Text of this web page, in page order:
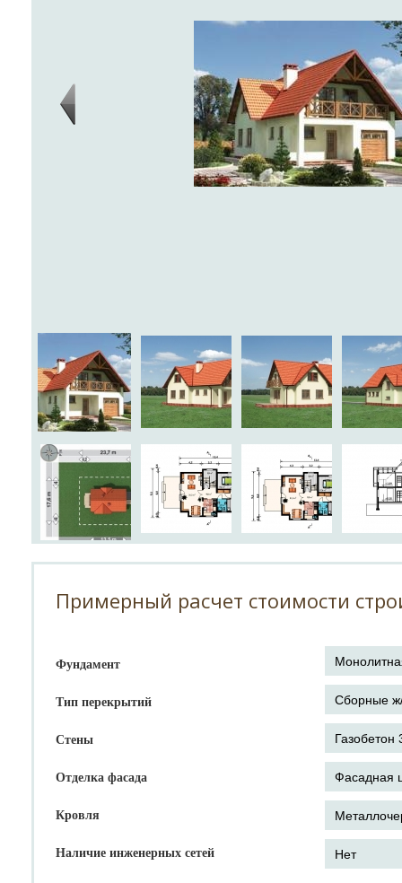
Примерный расчет стоимости
Фундамент
Тип перекрытий
Стены
Отделка фасада
Кровля
Наличие инженерных сетей